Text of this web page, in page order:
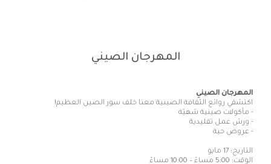
المهرجان الصيني
المهرجان الصيني
اكتشفي روائع الثقافة الصينية معنا خلف سور الصين العظيم!
- مأكولات صينية شهيّة
- ورش عمل تقليدية
- عروض حية
التاريخ: 17 مايو
الوقت: 5:00 مساءً – 10:00 مساءً